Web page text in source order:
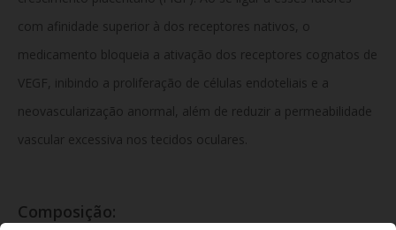
com afinidade superior à dos receptores nativos, o
medicamento bloqueia a ativação dos receptores cognatos de
VEGF, inibindo a proliferação de células endoteliais e a
neovascularização anormal, além de reduzir a permeabilidade
vascular excessiva nos tecidos oculares.
Composição: